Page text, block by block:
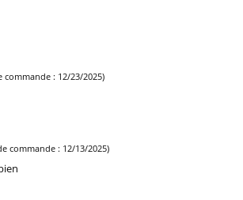
commande : 12/23/2025)
commande : 12/13/2025)